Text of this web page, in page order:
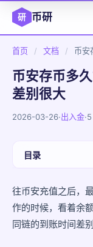
研 币研
首页 / 文档 / 币安
币安存币多
差别很大
2026-03-26·出入金·5
目录
常见币种的到账时
往币安充值之后，
作的时候，看着余
同链的到账时间差